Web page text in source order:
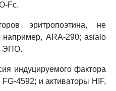
Fc.
эритропоэтина, не
ARA-290; asialo
ЭПО.
индуцируемого фактора
4592; и активаторы HIF,